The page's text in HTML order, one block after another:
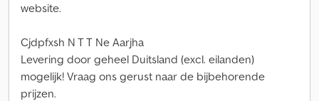
website.
Cjdpfxsh N T T Ne Aarjha
Levering door geheel Duitsland (excl. eilanden)
mogelijk! Vraag ons gerust naar de bijbehorende
prijzen.